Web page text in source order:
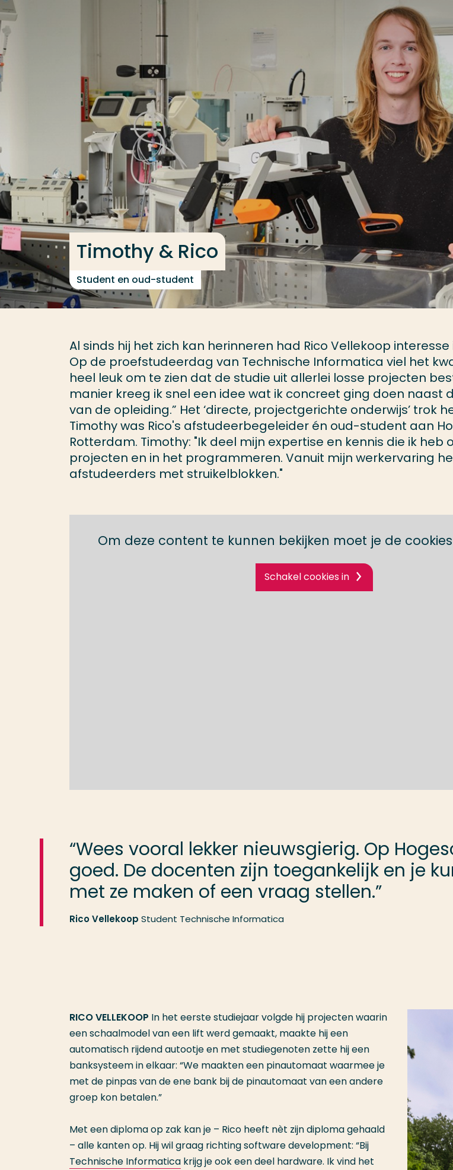
Ga direct naar de content
Timothy & Rico
Student en oud-student
Al sinds hij het zich kan herinneren had Rico Vellekoop
Op de proefstudeerdag van Technische Informatica viel het
heel leuk om te zien dat de studie uit allerlei losse projecten
manier kreeg ik snel een idee wat ik concreet ging doen naast
van de opleiding.” Het ‘directe, projectgerichte onderwijs’ trok
Timothy was Rico's afstudeerbegeleider én oud-student aan
Rotterdam. Timothy: "Ik deel mijn expertise en kennis die ik heb
projecten en in het programmeren. Vanuit mijn werkervaring
afstudeerders met struikelblokken."
Om deze content te kunnen bekijken moet je de
Schakel cookies in
“Wees vooral lekker nieuwsgierig. Op
goed. De docenten zijn toegankelijk en je
met ze maken of een vraag stellen.”
Rico Vellekoop Student Technische Informatica
RICO VELLEKOOP In het eerste studiejaar volgde hij projecten waarin
een schaalmodel van een lift werd gemaakt, maakte hij een
automatisch rijdend autootje en met studiegenoten zette hij een
banksysteem in elkaar: “We maakten een pinautomaat waarmee je
met de pinpas van de ene bank bij de pinautomaat van een andere
groep kon betalen.”
Met een diploma op zak kan je – Rico heeft nèt zijn diploma gehaald
– alle kanten op. Hij wil graag richting software development: “Bij
Technische Informatica krijg je ook een deel hardware. Ik vind het
Veel gezocht
Opleiding
Contact